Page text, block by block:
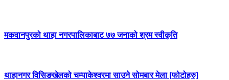
मकवानपुरको थाहा नगरपालिकाबाट ७७ जनाको श्रम स्वीकृति
थाहानगर विसिङखेलको चम्पाकेश्वरमा साउने सोमबार मेला [फोटोहरु]